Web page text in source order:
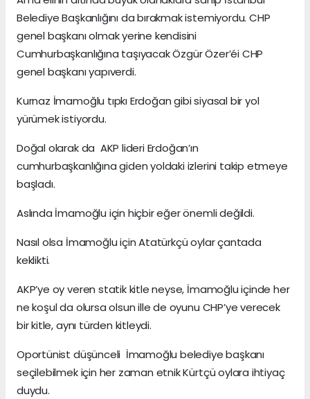
Belediye Başkanlığını da bırakmak istemiyordu. CHP
genel başkanı olmak yerine kendisini
Cumhurbaşkanlığına taşıyacak Özgür Özer’éi CHP
genel başkanı yapıverdi.
Kurnaz İmamoğlu tıpkı Erdoğan gibi siyasal bir yol
yürümek istiyordu.
Doğal olarak da AKP lideri Erdoğan’ın
cumhurbaşkanlığına giden yoldaki izlerini takip etmeye
başladı.
Aslında İmamoğlu için hiçbir eğer önemli değildi.
Nasıl olsa İmamoğlu için Atatürkçü oylar çantada
keklikti.
AKP’ye oy veren statik kitle neyse, İmamoğlu içinde her
ne koşul da olursa olsun ille de oyunu CHP’ye verecek
bir kitle, aynı türden kitleydi.
Oportünist düşünceli İmamoğlu belediye başkanı
seçilebilmek için her zaman etnik Kürtçü oylara ihtiyaç
duydu.